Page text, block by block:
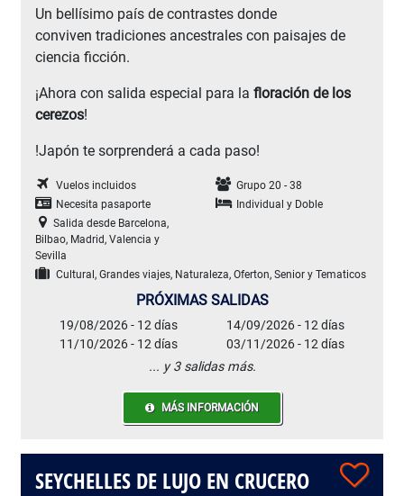
Un bellísimo país de contrastes donde
conviven tradiciones ancestrales con paisajes de
ciencia ficción.
¡Ahora con salida especial para la floración de los
cerezos!
!Japón te sorprenderá a cada paso!
Vuelos incluidos
Grupo 20 - 38
Necesita pasaporte
Individual y Doble
Salida desde Barcelona,
Bilbao, Madrid, Valencia y
Sevilla
Cultural, Grandes viajes, Naturaleza, Oferton, Senior y Tematicos
PRÓXIMAS SALIDAS
19/08/2026 - 12 días
14/09/2026 - 12 días
11/10/2026 - 12 días
03/11/2026 - 12 días
... y 3 salidas más.
MÁS INFORMACIÓN
SEYCHELLES DE LUJO EN CRUCERO